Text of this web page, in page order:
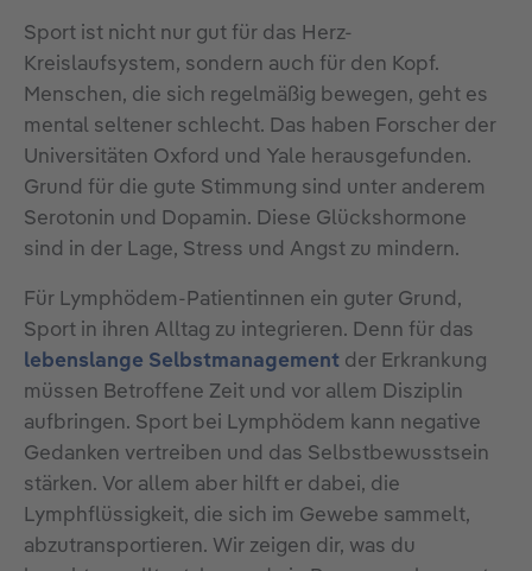
Sport ist nicht nur gut für das Herz-
Kreislaufsystem, sondern auch für den Kopf.
Menschen, die sich regelmäßig bewegen, geht es
mental seltener schlecht. Das haben Forscher der
Universitäten Oxford und Yale herausgefunden.
Grund für die gute Stimmung sind unter anderem
Serotonin und Dopamin. Diese Glückshormone
sind in der Lage, Stress und Angst zu mindern.
Für Lymphödem-Patientinnen ein guter Grund,
Sport in ihren Alltag zu integrieren. Denn für das
lebenslange Selbstmanagement der Erkrankung
müssen Betroffene Zeit und vor allem Disziplin
aufbringen. Sport bei Lymphödem kann negative
Gedanken vertreiben und das Selbstbewusstsein
stärken. Vor allem aber hilft er dabei, die
Lymphflüssigkeit, die sich im Gewebe sammelt,
abzutransportieren. Wir zeigen dir, was du